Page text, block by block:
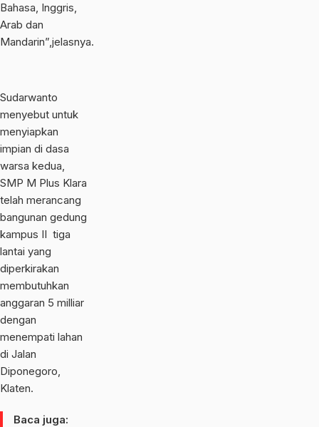
Bahasa, Inggris,
Arab dan
Mandarin”,jelasnya.
Sudarwanto
menyebut untuk
menyiapkan
impian di dasa
warsa kedua,
SMP M Plus Klara
telah merancang
bangunan gedung
kampus II tiga
lantai yang
diperkirakan
membutuhkan
anggaran 5 milliar
dengan
menempati lahan
di Jalan
Diponegoro,
Klaten.
Baca juga: